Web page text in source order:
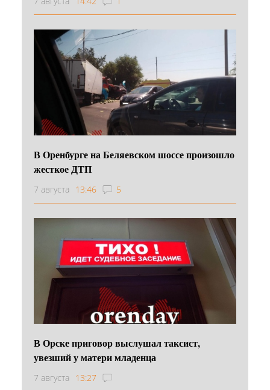
В Оренбурге на Беляевском шоссе произошло
жесткое ДТП
7 августа 13:46 5
В Орске приговор выслушал таксист,
увезший у матери младенца
7 августа 13:27